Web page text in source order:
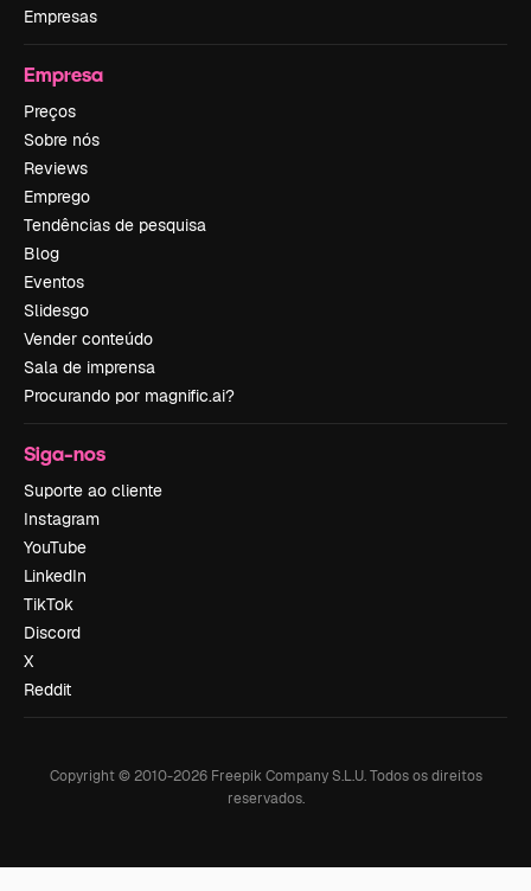
Empresas
Empresa
Preços
Sobre nós
Reviews
Emprego
Tendências de pesquisa
Blog
Eventos
Slidesgo
Vender conteúdo
Sala de imprensa
Procurando por magnific.ai?
Siga-nos
Suporte ao cliente
Instagram
YouTube
LinkedIn
TikTok
Discord
X
Reddit
Copyright © 2010-2026Freepik Company S.L.U. Todos os direitos
reservados.